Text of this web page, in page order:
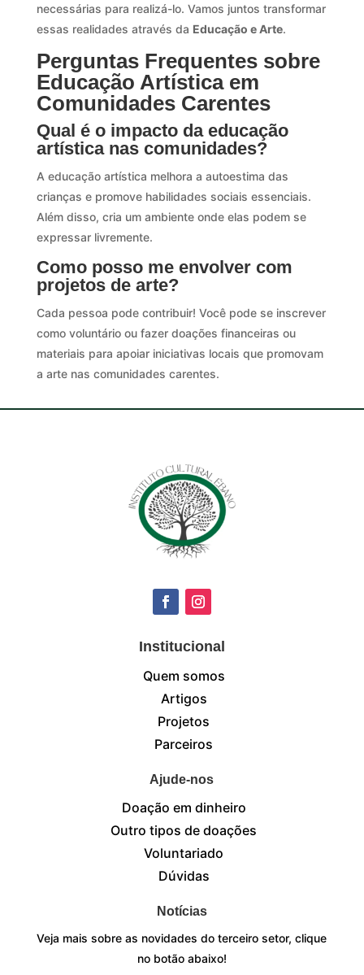
necessárias para realizá-lo. Vamos juntos transformar
essas realidades através da Educação e Arte.
Perguntas Frequentes sobre
Educação Artística em
Comunidades Carentes
Qual é o impacto da educação
artística nas comunidades?
A educação artística melhora a autoestima das
crianças e promove habilidades sociais essenciais.
Além disso, cria um ambiente onde elas podem se
expressar livremente.
Como posso me envolver com
projetos de arte?
Cada pessoa pode contribuir! Você pode se inscrever
como voluntário ou fazer doações financeiras ou
materiais para apoiar iniciativas locais que promovam
a arte nas comunidades carentes.
Institucional
Quem somos
Artigos
Projetos
Parceiros
Ajude-nos
Doação em dinheiro
Outro tipos de doações
Voluntariado
Dúvidas
Notícias
Veja mais sobre as novidades do terceiro setor, clique
no botão abaixo!